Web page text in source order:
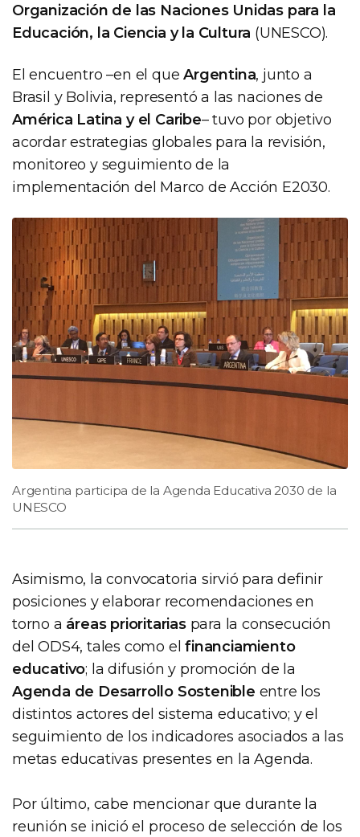
Organización de las Naciones Unidas para la
Educación, la Ciencia y la Cultura (UNESCO).
El encuentro –en el queArgentina, junto a
Brasil y Bolivia, representó a las naciones de
América Latina y el Caribe– tuvo por objetivo
acordar estrategias globales para la revisión,
monitoreo y seguimiento de la
implementación del Marco de Acción E2030.
Argentina participa de la Agenda Educativa 2030 de la
UNESCO
Asimismo, la convocatoria sirvió para definir
posiciones y elaborar recomendaciones en
torno a áreas prioritariaspara la consecución
del ODS4, tales como elfinanciamiento
educativo; la difusión y promoción de la
Agenda de Desarrollo Sostenible entre los
distintos actores del sistema educativo; y el
seguimiento de los indicadores asociados a las
metas educativas presentes en la Agenda.
Por último, cabe mencionar que durante la
reunión se inició el proceso de selección de los